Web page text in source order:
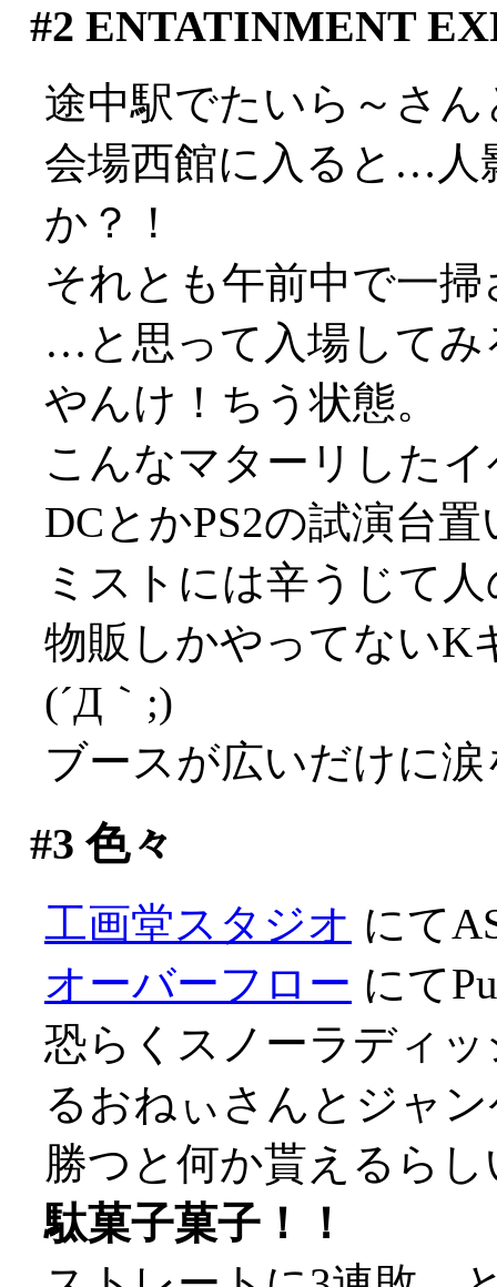
#2 ENTATINMENT
途中駅でたいら～さ
会場西館に入ると…人
か？！
それとも午前中で一
…と思って入場してみ
やんけ！ちう状態。
こんなマターリした
DCとかPS2の試演台
ミストには辛うじて
物販しかやってないK
(´Д｀;)
ブースが広いだけに
#3 色々
工画堂スタジオ にて
オーバーフロー にて
恐らくスノーラディ
るおねぃさんとジャ
勝つと何か貰えるら
駄菓子菓子！！